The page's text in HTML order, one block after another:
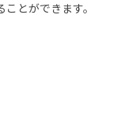
とができます。